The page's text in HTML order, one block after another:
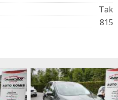
Tak
815